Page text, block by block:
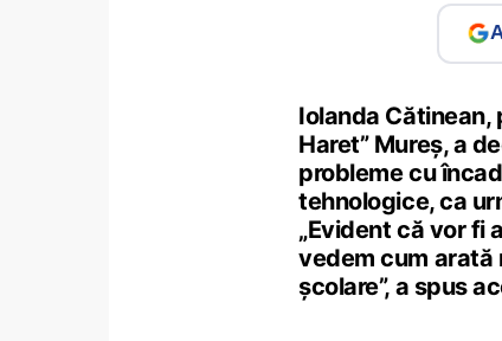
Iolanda Cătinean,
Haret” Mureș, a
probleme cu
tehnologice, ca
„Evident că vor fi
vedem cum arată
școlare”, a spus